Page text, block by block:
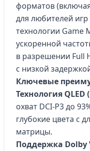
форматов
для любителей
технологии Game
ускоренной
в разрешении Full
с низкой
Ключевые
Технология
охват DCI-P3 до
глубокие цвета с
матрицы.
Поддержка Dolby